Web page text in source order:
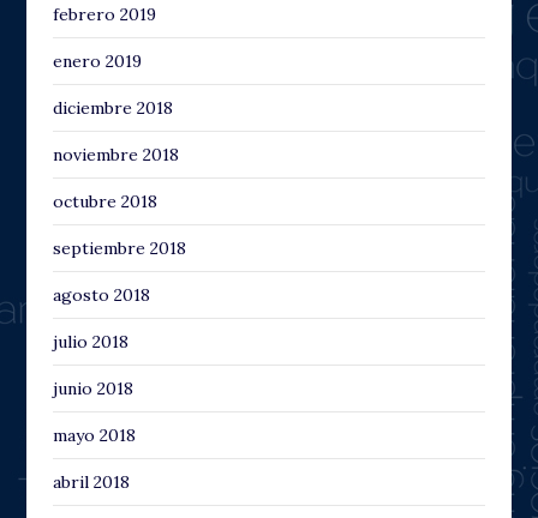
febrero 2019
enero 2019
diciembre 2018
noviembre 2018
octubre 2018
septiembre 2018
agosto 2018
julio 2018
junio 2018
mayo 2018
abril 2018